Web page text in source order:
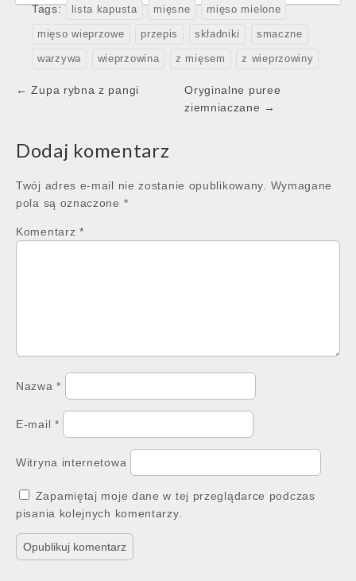
Tags: lista kapusta mięsne mięso mielone
mięso wieprzowe przepis składniki smaczne
warzywa wieprzowina z mięsem z wieprzowiny
Post
← Zupa rybna z pangi
Oryginalne puree
ziemniaczane →
Dodaj komentarz
Twój adres e-mail nie zostanie opublikowany. Wymagane
pola są oznaczone *
Komentarz *
Nazwa*
E-mail *
Witryna internetowa
Zapamiętaj moje dane w tej przeglądarce podczas
pisania kolejnych komentarzy.